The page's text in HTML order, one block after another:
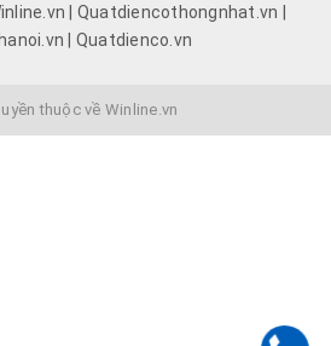
| Quatdiencothongnhat.vn |
| Quatdienco.vn
thuộc về Winline.vn